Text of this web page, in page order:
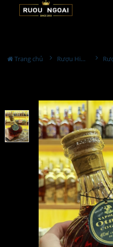
Trang chủ Rượu Hiếm - Cũ